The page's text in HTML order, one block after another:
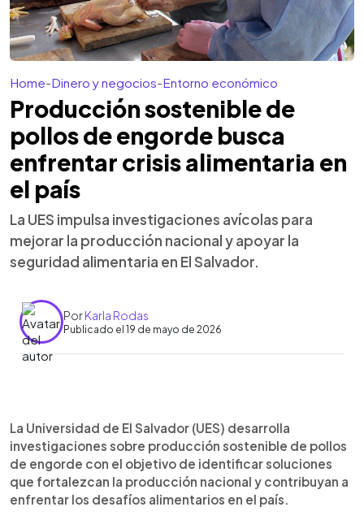
Home-Dinero y negocios-Entorno económico
Producción sostenible de
pollos de engorde busca
enfrentar crisis alimentaria en
el país
La UES impulsa investigaciones avícolas para
mejorar la producción nacional y apoyar la
seguridad alimentaria en El Salvador.
PorKarla Rodas
Publicado el 19 de mayo de 2026
Escuchar artículo
La Universidad de El Salvador (UES) impulsa
investigaciones sobre producción sostenible de
pollos de engorde para fortalecer la producción
nacional y contribuir a la seguridad alimentaria. El
proyecto busca identificar problemas frecuentes
en la crianza de aves y compartir soluciones
La Universidad de El Salvador (UES) desarrolla
investigaciones sobre producción sostenible de pollos
de engorde con el objetivo de identificar soluciones
que fortalezcan la producción nacional y contribuyan a
enfrentar los desafíos alimentarios en el país.